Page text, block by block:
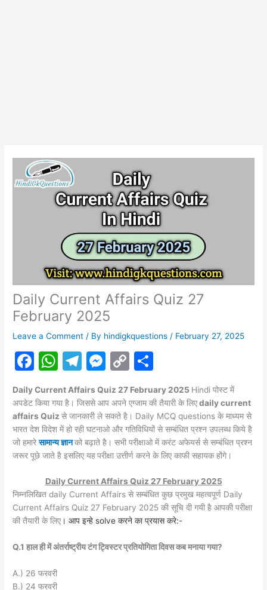
Daily Current Affairs Quiz 27
February 2025
Leave a Comment / By hindigkquestions / February 27, 2025
F
c
e
b
o
k
W
at
s
A
p
p
T
e
gr
a
m
M
s
s
e
n
g
er
C
p
y
Li
n
k
ar
e
Daily Current Affairs Quiz 27 February 2025 Hindi पोस्ट में
अपडेट किया गया है। जिससे आप अपने एग्जाम की तैयारी के लिएdaily current
affairs Quizसे जानकारी ले सकते है। Daily MCQ questions के माध्यम से
भारत देश विदेश में हो रही घटनाओ और गतिविधियों से सम्बंधित प्रश्न उपलब्ध किये है
जो हमारेसामान्य ज्ञानको बढ़ाते है। सभी परीक्षाओ में करंटअफेयर्ससे सम्बंधित प्रश्न
जरूर पूछे जाते है इसलिए यहपरीक्षा उत्तीर्ण करने के लिए काफी सहायक होंगे।
Daily Current Affairs Quiz 27 February 2025
निम्नलिखित daily Current Affairs से सम्बंधित कुछ प्रमुख महत्वपूर्ण Daily
Current Affairs Quiz 27 February 2025 की सूचि दी गयी है आपकी परीक्षा
की तैयारी के लिए । आप इन्हे solve करने का प्रयास करे:-
Q.1 हाल ही में अंतर्राष्ट्रीय टंग ट्विस्टर प्रतियोगिता दिवस कब मनाया गया?
A.) 26 फरवरी
B.) 24 फरवरी